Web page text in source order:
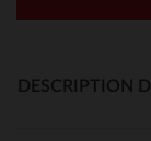
DESCRIPTION